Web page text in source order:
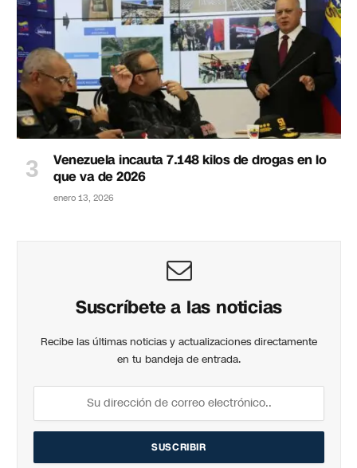
Venezuela incauta 7.148 kilos de drogas en lo
que va de 2026
enero 13, 2026
Suscríbete a las noticias
Recibe las últimas noticias y actualizaciones directamente
en tu bandeja de entrada.